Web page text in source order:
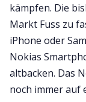
kämpfen. Die
Markt Fuss zu
iPhone oder
Nokias
altbacken. Das
noch immer auf